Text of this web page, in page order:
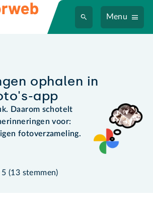
Menu
ophalen in
app
Daarom schotelt
voor:
fotoverzameling.
(13 stemmen)